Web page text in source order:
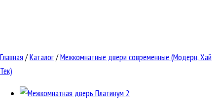
Главная /Каталог/Межкомнатные двери современные (Модерн, Хай
Тек)